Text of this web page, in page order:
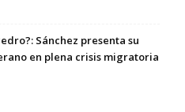
Sánchez presenta su
en plena crisis migratoria